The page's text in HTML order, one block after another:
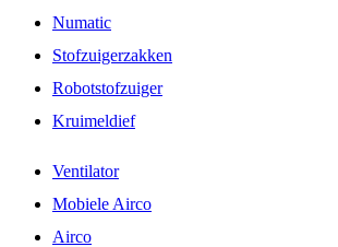
Numatic
Stofzuigerzakken
Robotstofzuiger
Kruimeldief
Ventilator
Mobiele Airco
Airco